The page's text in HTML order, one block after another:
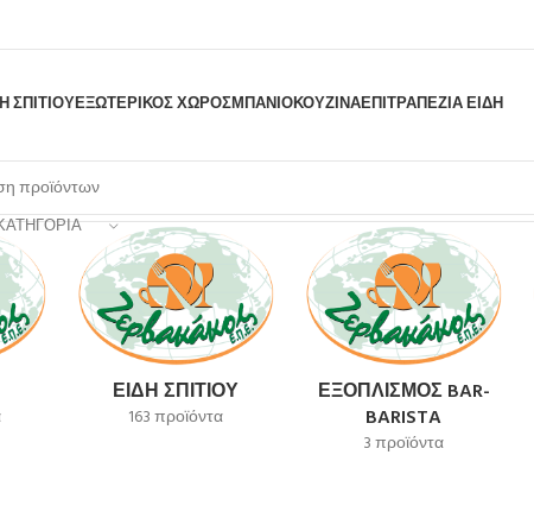
ΣΠΙΤΙΟΥΕΞΩΤΕΡΙΚΟΣ ΧΩΡΟΣΜΠΆΝΙΟΚΟΥΖΊΝΑΕΠΙΤΡΑΠΈΖΙΑ ΕΊΔΗ
μοναδικού αποτελέσματος
ΕΊΔΗ ΣΠΙΤΙΟΎ
163 προϊόντα
ΕΞΟΠΛΙΣΜΌΣ BAR-
BARISTA
3 προϊόντα